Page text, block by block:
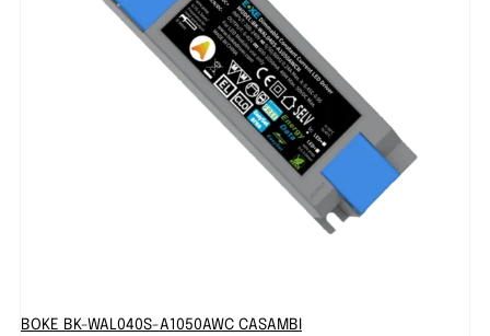
BOKE BK-WAL040S-A1050AWC CASAMBI